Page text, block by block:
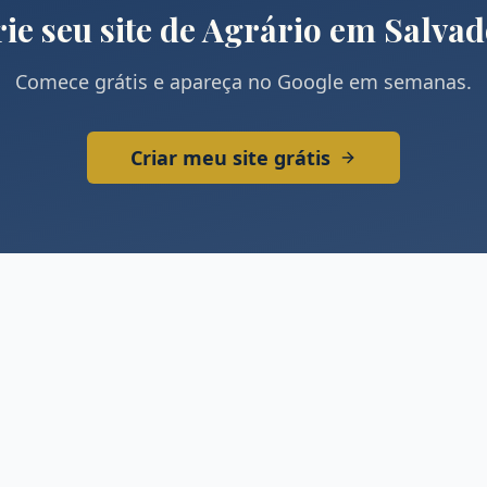
seu site deAgrário em
Comece grátis e apareça no Google em semanas.
Criar meu site grátis